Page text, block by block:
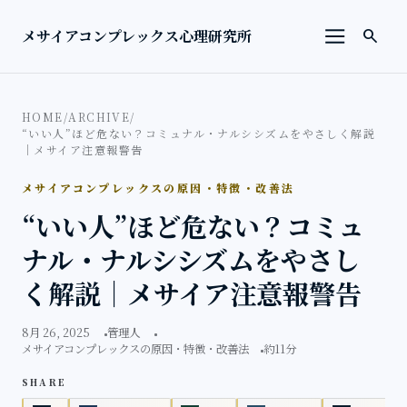
メサイアコンプレックス心理研究所
メニュー
検索を
search
HOME/ARCHIVE/
“いい人”ほど危ない？コミュナル・ナルシシズムをやさしく解説
｜メサイア注意報警告
メサイアコンプレックスの原因・特徴・改善法
“いい人”ほど危ない？コミュ
ナル・ナルシシズムをやさし
く解説｜メサイア注意報警告
8月 26, 2025
管理人
メサイアコンプレックスの原因・特徴・改善法
約11分
SHARE